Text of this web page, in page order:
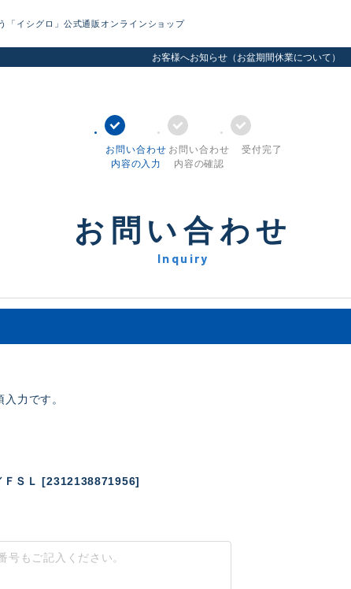
「イシグロ」公式通販オンラインショップ
お客様へお知らせ（お盆期間休業について）
お問い合わせ
内容の入力
お問い合わせ
内容の確認
受付完了
お問い合わせ
Inquiry
入力です。
ＦＳＬ [2312138871956]